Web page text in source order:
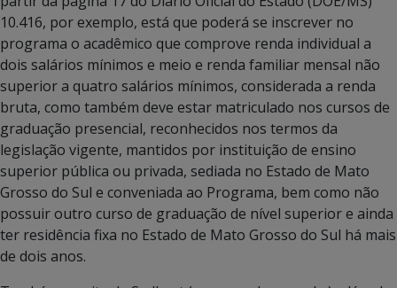
10.416, por exemplo, está que poderá se inscrever no
programa o acadêmico que comprove renda individual a
dois salários mínimos e meio e renda familiar mensal não
superior a quatro salários mínimos, considerada a renda
bruta, como também deve estar matriculado nos cursos de
graduação presencial, reconhecidos nos termos da
legislação vigente, mantidos por instituição de ensino
superior pública ou privada, sediada no Estado de Mato
Grosso do Sul e conveniada ao Programa, bem como não
possuir outro curso de graduação de nível superior e ainda
ter residência fixa no Estado de Mato Grosso do Sul há mais
de dois anos.